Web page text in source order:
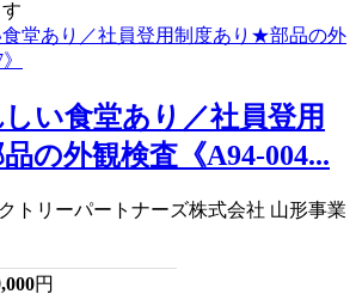
い食堂あり／社員登用
の外観検査《A94-004...
トリーパートナーズ株式会社 山形事業
円